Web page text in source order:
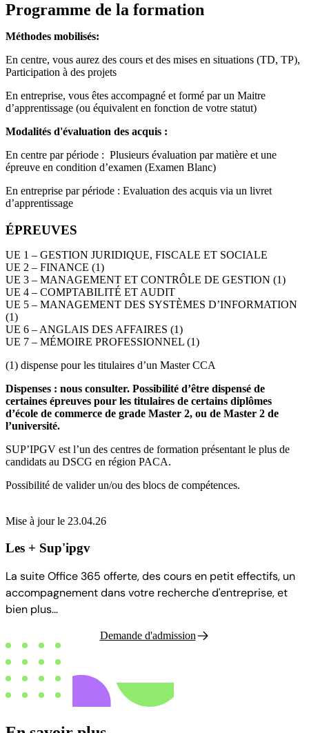
Programme de la formation
Méthodes mobilisés:
En centre, vous aurez des cours et des mises en situations (TD, TP),
Participation à des projets
En entreprise, vous êtes accompagné et formé par un Maitre
d’apprentissage (ou équivalent en fonction de votre statut)
Modalités d'évaluation des acquis :
En centre par période : Plusieurs évaluation par matière et une
épreuve en condition d’examen (Examen Blanc)
En entreprise par période : Evaluation des acquis via un livret
d’apprentissage
ÉPREUVES
UE 1 – GESTION JURIDIQUE, FISCALE ET SOCIALE
UE 2 – FINANCE (1)
UE 3 – MANAGEMENT ET CONTRÔLE DE GESTION (1)
UE 4 – COMPTABILITÉ ET AUDIT
UE 5 – MANAGEMENT DES SYSTÈMES D’INFORMATION
(1)
UE 6 – ANGLAIS DES AFFAIRES (1)
UE 7 – MÉMOIRE PROFESSIONNEL (1)
(1) dispense pour les titulaires d’un Master CCA
Dispenses : nous consulter. Possibilité d’être dispensé de
certaines épreuves pour les titulaires de certains diplômes
d’école de commerce de grade Master 2, ou de Master 2 de
l’université.
SUP’IPGV est l’un des centres de formation présentant le plus de
candidats au DSCG en région PACA.
Possibilité de valider un/ou des blocs de compétences.
Mise à jour le 23.04.26
Les + Sup'ipgv
La suite Office 365 offerte, des cours en petit effectifs, un
accompagnement dans votre recherche d'entreprise, et
bien plus...
Demande d'admission